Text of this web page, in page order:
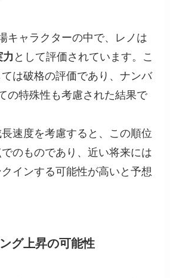
キャラクターの中で、レノは
として評価されています。こ
は破格の評価であり、ナンバ
の特殊性も考慮された結果で
速度を考慮すると、この順位
のものであり、近い将来には
インする可能性が高いと予想
グ上昇の可能性